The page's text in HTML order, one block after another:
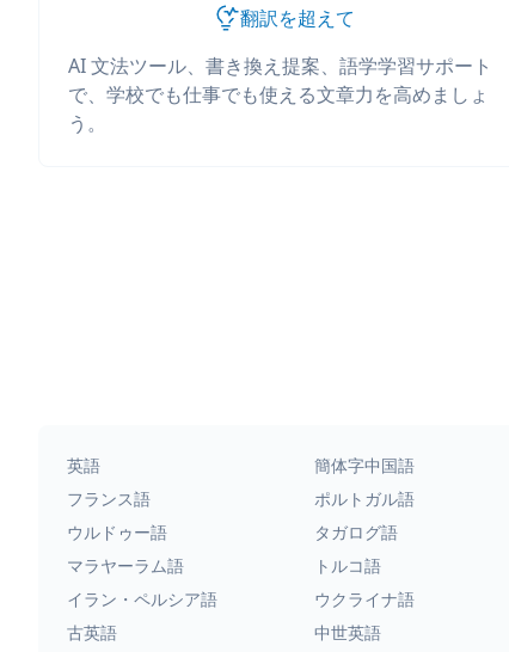
翻訳を超えて
AI 文法ツール、書き換え提案、語学学習サポート
で、学校でも仕事でも使える文章力を高めましょ
う。
英語 簡体字中国語
フランス語
ポルトガル語
ウルドゥー語
タガログ語
マラヤーラム語
トルコ語
イラン・ペルシア語
ウクライナ語
古英語
中世英語